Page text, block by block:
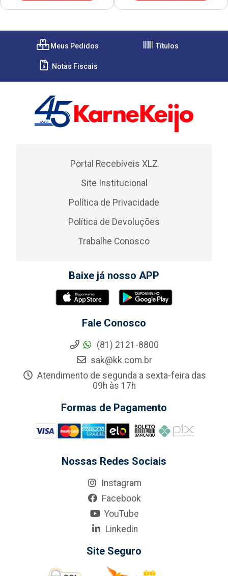
Meus Pedidos Títulos
Notas Fiscais
Portal Recebíveis XLZ
Site Institucional
Política de Privacidade
Política de Devoluções
Trabalhe Conosco
Baixe já nosso APP
Fale Conosco
(81) 2121-8800
sak@kk.com.br
Atendimento de segunda a sexta-feira das
09h às 17h
Formas de Pagamento
Nossas Redes Sociais
Instagram
Facebook
YouTube
Linkedin
Site Seguro